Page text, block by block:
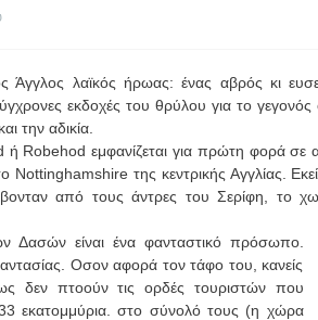
λαϊκός ήρωας: ένας αβρός κι
εκδοχές του θρύλου για το γεγονός
την αδικία.
εμφανίζεται για πρώτη φορά σε
της κεντρικής Αγγλίας.
από τους άντρες του Σερίφη, το
Δασών είναι ένα φανταστικό πρόσωπο.
Οσον αφορά τον τάφο του, κανείς
δεν πτοούν τις ορδές τουριστών που
εκατομμύρια. στο σύνολό τους (η χώρα